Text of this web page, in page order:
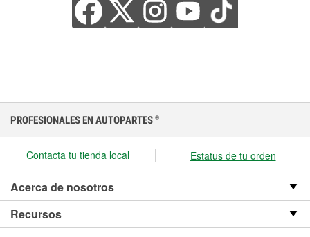
PROFESIONALES EN AUTOPARTES ®
Contacta tu tienda local Estatus de tu orden
Acerca de nosotros
Recursos